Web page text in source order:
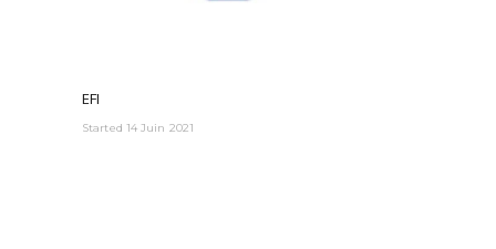
EFI
Started 14 Juin 2021